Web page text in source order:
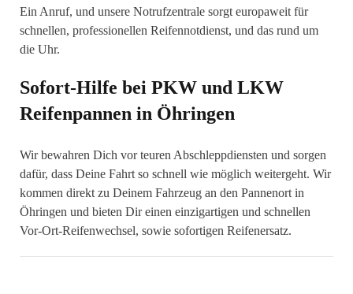
Ein Anruf, und unsere Notrufzentrale sorgt europaweit für
schnellen, professionellen Reifennotdienst, und das rund um
die Uhr.
Sofort-Hilfe bei PKW und LKW
Reifenpannen in Öhringen
Wir bewahren Dich vor teuren Abschleppdiensten und sorgen
dafür, dass Deine Fahrt so schnell wie möglich weitergeht. Wir
kommen direkt zu Deinem Fahrzeug an den Pannenort in
Öhringen und bieten Dir einen einzigartigen und schnellen
Vor-Ort-Reifenwechsel, sowie sofortigen Reifenersatz.